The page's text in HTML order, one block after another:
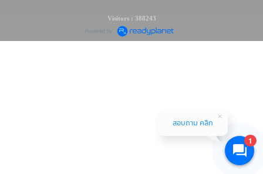
Visitors : 388243
1
สอบถาม คลิก